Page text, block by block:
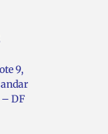
9,
– DF